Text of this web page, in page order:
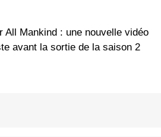
All Mankind : une nouvelle vidéo
avant la sortie de la saison 2